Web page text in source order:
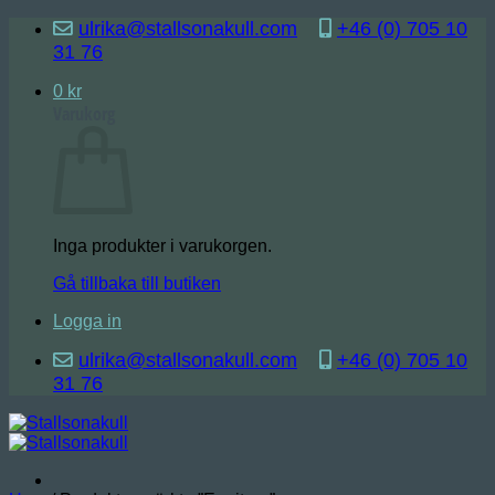
Skip
content
ulrika@stallsonakull.com
+46 (0) 705 10
31 76
0 kr
Inga produkter i varukorgen.
Gå tillbaka till butiken
Logga in
ulrika@stallsonakull.com
+46 (0) 705 10
31 76